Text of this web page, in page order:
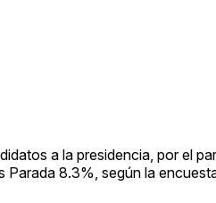
a la presidencia, por el
Parada 8.3%, según la